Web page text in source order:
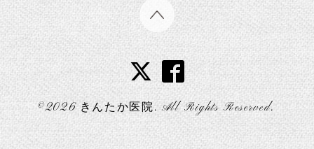
©2026 きんたか医院. All Rights Reserved.